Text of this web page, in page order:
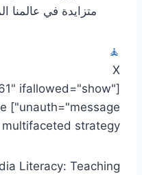
متزايدة في عالمنا
🧘
X
ifallowed="show"
strategy:
Literacy: Teaching